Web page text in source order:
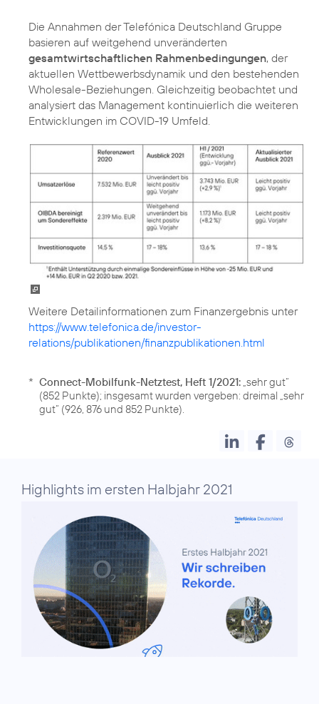
Die Annahmen der Telefónica Deutschland Gruppe
basieren auf weitgehend unveränderten
gesamtwirtschaftlichen Rahmenbedingungen, der
aktuellen Wettbewerbsdynamik und den bestehenden
Wholesale-Beziehungen. Gleichzeitig beobachtet und
analysiert das Management kontinuierlich die weiteren
Entwicklungen im COVID-19 Umfeld.
https://www.telefonica.de/investor-
relations/publikationen/finanzpublikationen.html
* Connect-Mobilfunk-Netztest, Heft 1/2021: „sehr gut“
(852 Punkte); insgesamt wurden vergeben: dreimal „sehr
gut“ (926, 876 und 852 Punkte).
Highlights im ersten Halbjahr 2021